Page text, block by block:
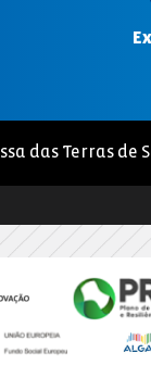
das Terras de